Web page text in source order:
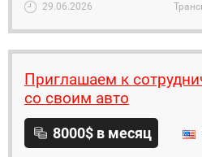
29.06.2026
Приглашаем к
со своим авто
8000$ в месяц